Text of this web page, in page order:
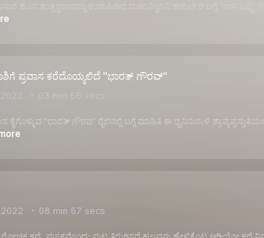
ಹೊಸ ತಂತ್ರಜ್ಞಾನವನ್ನು ಕಂಡುಹಿಡಿದ ಮಹಾವಿಜ್ಞಾನಿ ಶಾರಿಖ್ ರ ಬಗ್ಗೆ
ಪ್ರವಾಸ ಕರೆದೊಯ್ಯಲಿದೆ "ಭಾರತ್ ಗೌರವ್"
ಕೈಗೊಳ್ಳುವ "ಭಾರತ್ ಗೌರವ" ರೈಲಿನಲ್ಲಿ ಬಗ್ಗೆ ಮಾಹಿತಿ ಈ ಧ್ವನಿಸುರುಳಿ
08 min 57 secs